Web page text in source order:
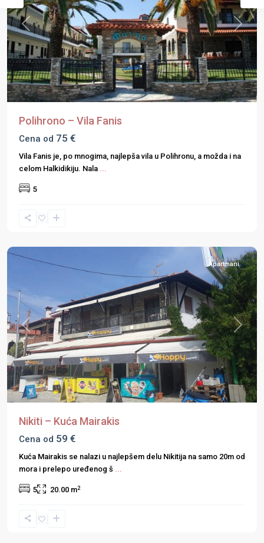
Previous Next
Polihrono – Vila Fanis
Cena od 75 €
Vila Fanis je, po mnogima, najlepša vila u Polihronu, a možda i na
celom Halkidikiju. Nala
5
Nikiti
Previous Next
Apartmani
Nikiti – Kuća Mairakis
Cena od 59 €
Kuća Mairakis se nalazi u najlepšem delu Nikitija na samo 20m od
mora i prelepo uređenog š ...
5 20.00 m2
Kasandra